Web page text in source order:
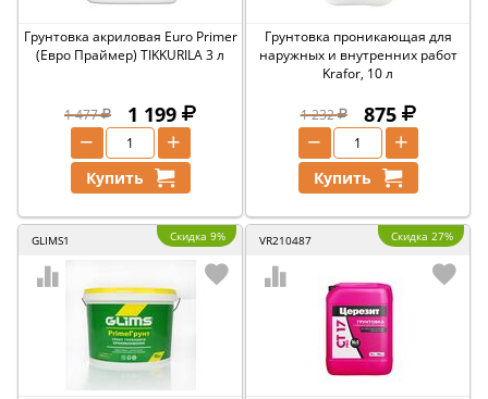
Грунтовка акриловая Euro Primer
(Евро Праймер) TIKKURILA 3 л
1 477 1 199
+
−
Купить
Грунтовка проникающая для
наружных и внутренних работ
Krafor, 10 л
1 232 875
+
−
Купить
GLIMS1 Скидка 9% VR210487 Скидка 27%